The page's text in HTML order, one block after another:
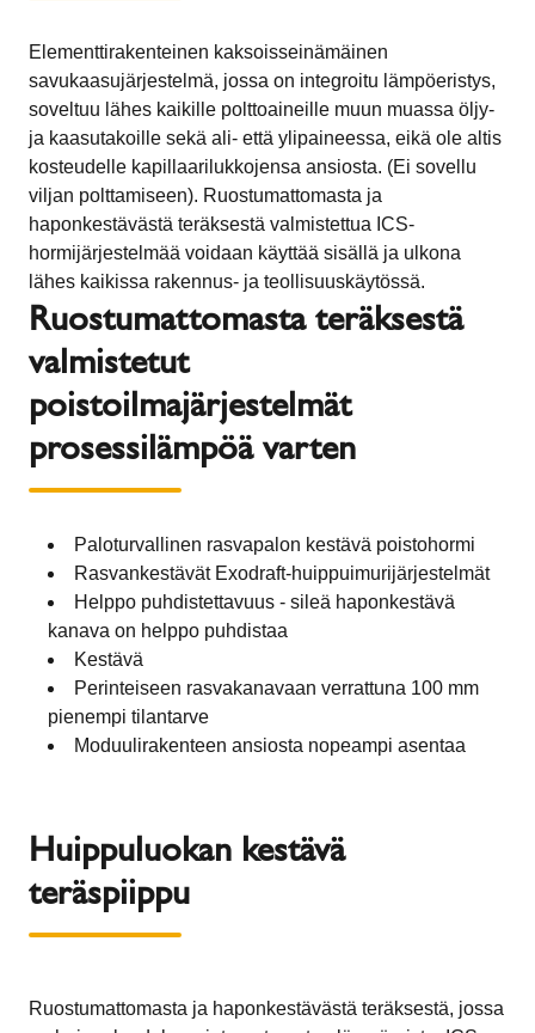
Elementtirakenteinen kaksoisseinämäinen
savukaasujärjestelmä, jossa on integroitu lämpöeristys,
soveltuu lähes kaikille polttoaineille muun muassa öljy-
ja kaasutakoille sekä ali- että ylipaineessa, eikä ole altis
kosteudelle kapillaarilukkojensa ansiosta. (Ei sovellu
viljan polttamiseen). Ruostumattomasta ja
haponkestävästä teräksestä valmistettua ICS-
hormijärjestelmää voidaan käyttää sisällä ja ulkona
lähes kaikissa rakennus- ja teollisuuskäytössä.
Ruostumattomasta teräksestä
valmistetut
poistoilmajärjestelmät
prosessilämpöä varten
Paloturvallinen rasvapalon kestävä poistohormi
Rasvankestävät Exodraft-huippuimurijärjestelmät
Helppo puhdistettavuus - sileä haponkestävä
kanava on helppo puhdistaa
Kestävä
Perinteiseen rasvakanavaan verrattuna 100 mm
pienempi tilantarve
Moduulirakenteen ansiosta nopeampi asentaa
Huippuluokan kestävä
teräspiippu
Ruostumattomasta ja haponkestävästä teräksestä, jossa